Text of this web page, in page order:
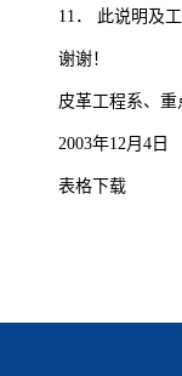
11． 此说明及
谢谢！
皮革工程系、重
2003年12月4日
表格下载